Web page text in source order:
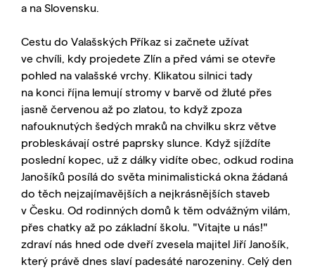
a na Slovensku.
Cestu do Valašských Příkaz si začnete užívat
ve chvíli, kdy projedete Zlín a před vámi se otevře
pohled na valašské vrchy. Klikatou silnici tady
na konci října lemují stromy v barvě od žluté přes
jasně červenou až po zlatou, to když zpoza
nafouknutých šedých mraků na chvilku skrz větve
probleskávají ostré paprsky slunce. Když sjíždíte
poslední kopec, už z dálky vidíte obec, odkud rodina
Janošíků posílá do světa minimalistická okna žádaná
do těch nejzajímavějších a nejkrásnějších staveb
v Česku. Od rodinných domů k těm odvážným vilám,
přes chatky až po základní školu. "Vitajte u nás!"
zdraví nás hned ode dveří zvesela majitel Jiří Janošík,
který právě dnes slaví padesáté narozeniny. Celý den